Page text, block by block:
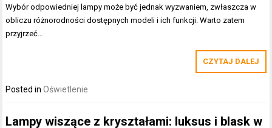
Wybór odpowiedniej lampy może być jednak wyzwaniem, zwłaszcza w
obliczu różnorodności dostępnych modeli i ich funkcji. Warto zatem
przyjrzeć…
CZYTAJ DALEJ
Posted inOświetlenie
Lampy wiszące z kryształami: luksus i blask w